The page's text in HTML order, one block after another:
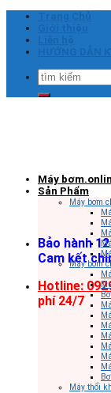
Skip
content
Tìm
kiếm:
Bảo hành
Cam kết
Hotline:
phí 24/7
Máy
Sản Phẩm
Máy bơm
Máy bơm
Máy thổi